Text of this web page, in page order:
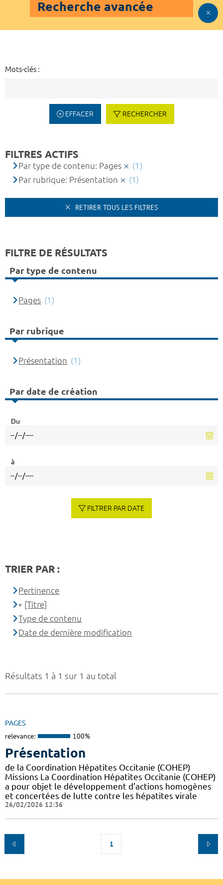
Recherche avancée
Mots-clés :
EFFACER RECHERCHER
Résultats 1 à 1 sur 1 au total
PAGES
relevance: 100%
Présentation
de la Coordination Hépatites Occitanie (COHEP)
Missions La Coordination Hépatites Occitanie (COHEP)
a pour objet le développement d’actions homogènes
et concertées de lutte contre les hépatites virale
26/02/2026 12:36
1
FILTRES ACTIFS
Par type de contenu: Pages
(1)
Par rubrique: Présentation
(1)
RETIRER TOUS LES FILTRES
FILTRE DE RÉSULTATS
Par type de contenu
Pages (1)
Par rubrique
Présentation (1)
Par date de création
Du
à
FILTRER PAR DATE
TRIER PAR :
Pertinence
[Titre]
Type de contenu
Date de dernière modification